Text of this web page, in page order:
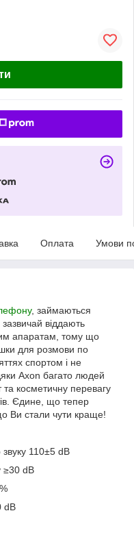
Оплата Умови
, займаються
віддають
апаратам, тому що
для розмови по
спортом і не
Axon багато людей
косметичну перевагу
Єдине, що тепер
Ви стали чути краще!
110±5 dB
≥30 dB
dB